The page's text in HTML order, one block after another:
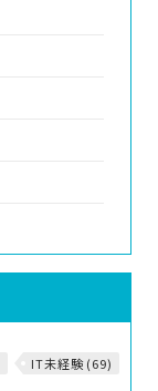
IT未経験 (69)